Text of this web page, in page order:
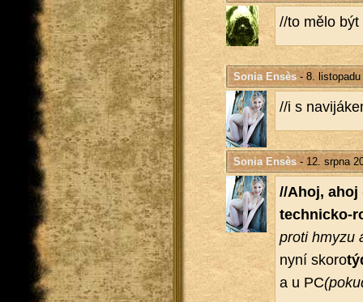
//to mělo
Sonia Ensès- 8. listopadu
//i s
Sonia Ensès- 12. srpna
//Ahoj, ahoj
tech­nic­ko-
proti hmyzu
nyní skoro
a u PC